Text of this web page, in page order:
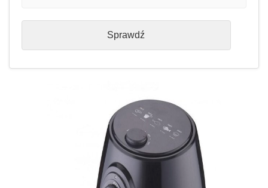
Sprawdź